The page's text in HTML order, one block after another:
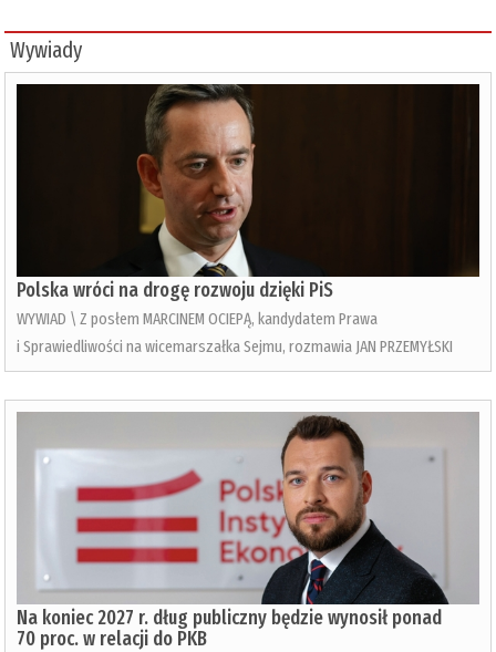
Wywiady
Polska wróci na drogę rozwoju dzięki PiS
WYWIAD \ Z posłem MARCINEM OCIEPĄ, kandydatem Prawa
i Sprawiedliwości na wicemarszałka Sejmu, rozmawia JAN PRZEMYŁSKI
Na koniec 2027 r. dług publiczny będzie wynosił ponad
70 proc. w relacji do PKB